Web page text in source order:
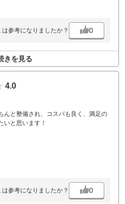
は参考になりましたか？ 0
きを見る
4.0
んと整備され、コスパも良く、満足の
いと思います！
は参考になりましたか？ 0